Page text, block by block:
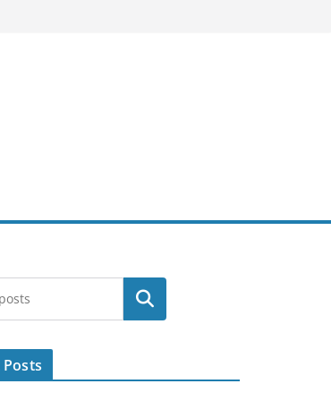
Search
Posts